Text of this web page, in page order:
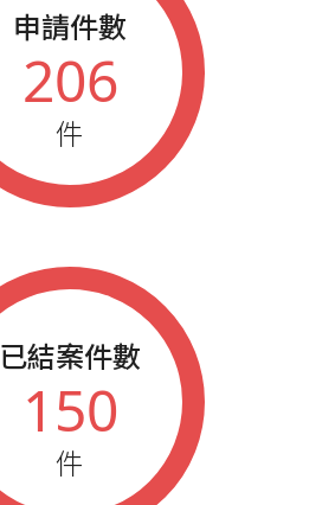
申請件數
206
件
已結案件數
150
件